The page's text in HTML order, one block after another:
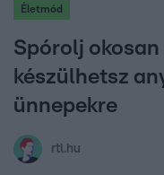
Életmód
Spórolj
készülhetsz
ünnepekre
rtl.hu